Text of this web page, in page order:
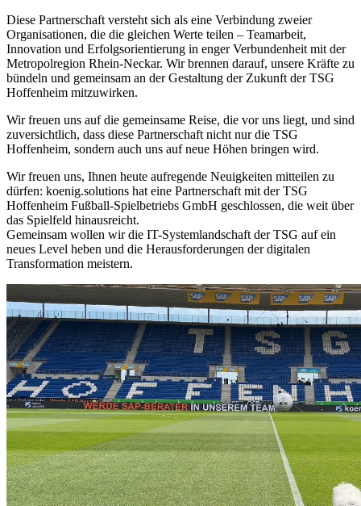
Diese Partnerschaft versteht sich als eine Verbindung zweier
Organisationen, die die gleichen Werte teilen – Teamarbeit,
Innovation und Erfolgsorientierung in enger Verbundenheit mit der
Metropolregion Rhein-Neckar. Wir brennen darauf, unsere Kräfte zu
bündeln und gemeinsam an der Gestaltung der Zukunft der TSG
Hoffenheim mitzuwirken.
Wir freuen uns auf die gemeinsame Reise, die vor uns liegt, und sind
zuversichtlich, dass diese Partnerschaft nicht nur die TSG
Hoffenheim, sondern auch uns auf neue Höhen bringen wird.
Wir freuen uns, Ihnen heute aufregende Neuigkeiten mitteilen zu
dürfen: koenig.solutions hat eine Partnerschaft mit der TSG
Hoffenheim Fußball-Spielbetriebs GmbH geschlossen, die weit über
das Spielfeld hinausreicht.
Gemeinsam wollen wir die IT-Systemlandschaft der TSG auf ein
neues Level heben und die Herausforderungen der digitalen
Transformation meistern.